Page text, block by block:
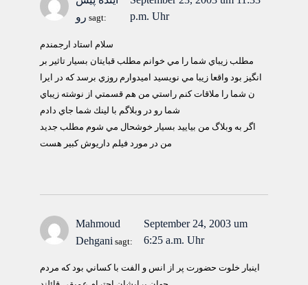
رو sagt:
p.m. Uhr
سلام استاد ارجمندم
مطلب زيباي شما را مي خوانم مطلب قبايتان بسيار تاثير بر
انگيز بود واقعا زيبا مي نويسيد اميدوارم روزي برسد كه در ايرا
ن شما را ملاقات كنم راستي من هم قسمتي از نوشته زيباي
شما رو در وبلاگم با لينك شما جاي دادم
اگر به وبلاگ من بياييد بسيار خوشحال مي شوم مطلب جديد
من در مورد فيلم داريوش كبير هست
Mahmoud
Dehgani sagt:
September 24, 2003 um
6:25 a.m. Uhr
اينبار خلوت حضورت پر از انس و الفت با كساني بود كه مردم